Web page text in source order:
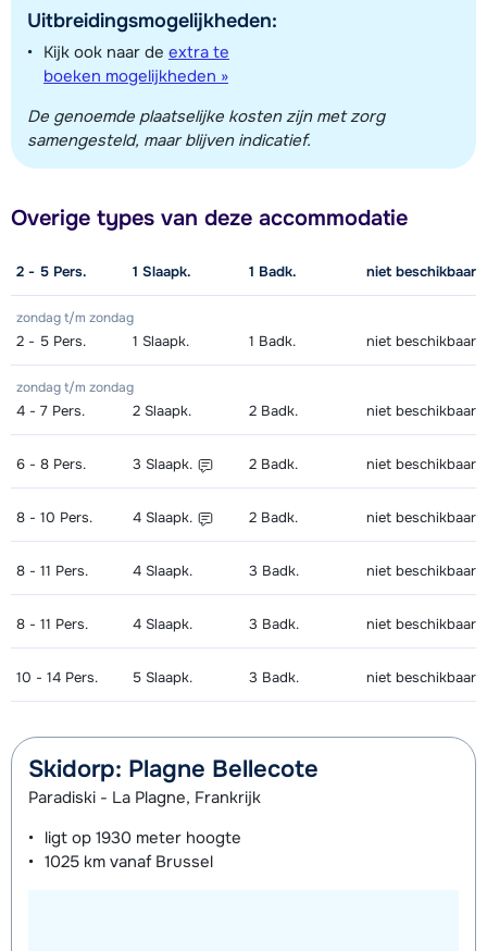
Uitbreidingsmogelijkheden:
Kijk ook naar de extra te
boeken mogelijkheden »
De genoemde plaatselijke kosten zijn met zorg
samengesteld, maar blijven indicatief.
Overige types van deze accommodatie
2 - 5 Pers. 1 Slaapk. 1 Badk. niet beschikbaar
zondag t/m zondag
2 - 5 Pers. 1 Slaapk. 1 Badk. niet beschikbaar
zondag t/m zondag
4 - 7 Pers. 2 Slaapk. 2 Badk. niet beschikbaar
6 - 8 Pers. 3 Slaapk. 2 Badk. niet beschikbaar
8 - 10 Pers. 4 Slaapk. 2 Badk. niet beschikbaar
8 - 11 Pers. 4 Slaapk. 3 Badk. niet beschikbaar
8 - 11 Pers. 4 Slaapk. 3 Badk. niet beschikbaar
10 - 14 Pers. 5 Slaapk. 3 Badk. niet beschikbaar
Skidorp: Plagne Bellecote
Paradiski - La Plagne, Frankrijk
ligt op 1930 meter hoogte
1025 km vanaf Brussel